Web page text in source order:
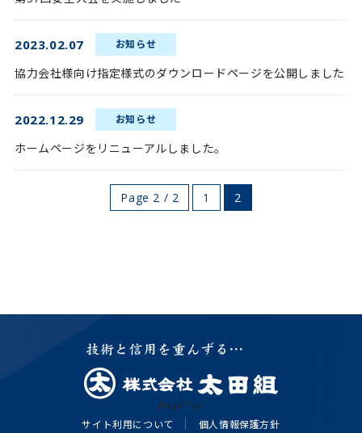
2023.02.07 お知らせ
協力会社様向け指定様式のダウンロードページを公開しました
2022.12.29 お知らせ
ホームページをリニューアルしました。
Page 2 / 2 1 2
Page Top
サイト利用について 個人情報保護方針